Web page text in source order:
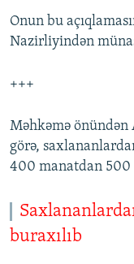
Onun bu
Nazirliyindən
+++
Məhkəmə önündən
görə,
400 manatdan
buraxılıb